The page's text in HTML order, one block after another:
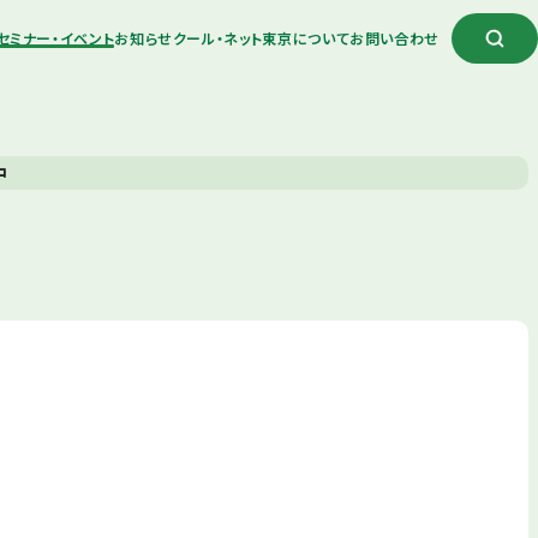
ミナー・イベントお知らせクール・ネット東京についてお問い合わせ